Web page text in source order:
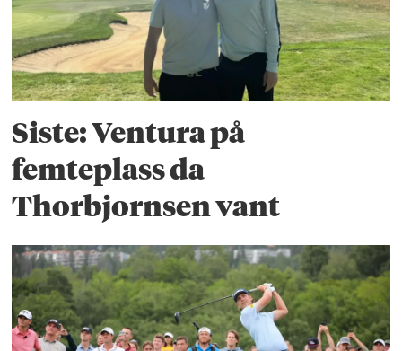
Siste: Ventura på
femteplass da
Thorbjornsen vant